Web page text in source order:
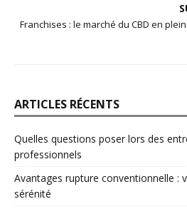
Franchises : le marché du CBD en
ARTICLES RÉCENTS
Quelles questions poser lors des
professionnels
Avantages rupture conventionnelle :
sérénité